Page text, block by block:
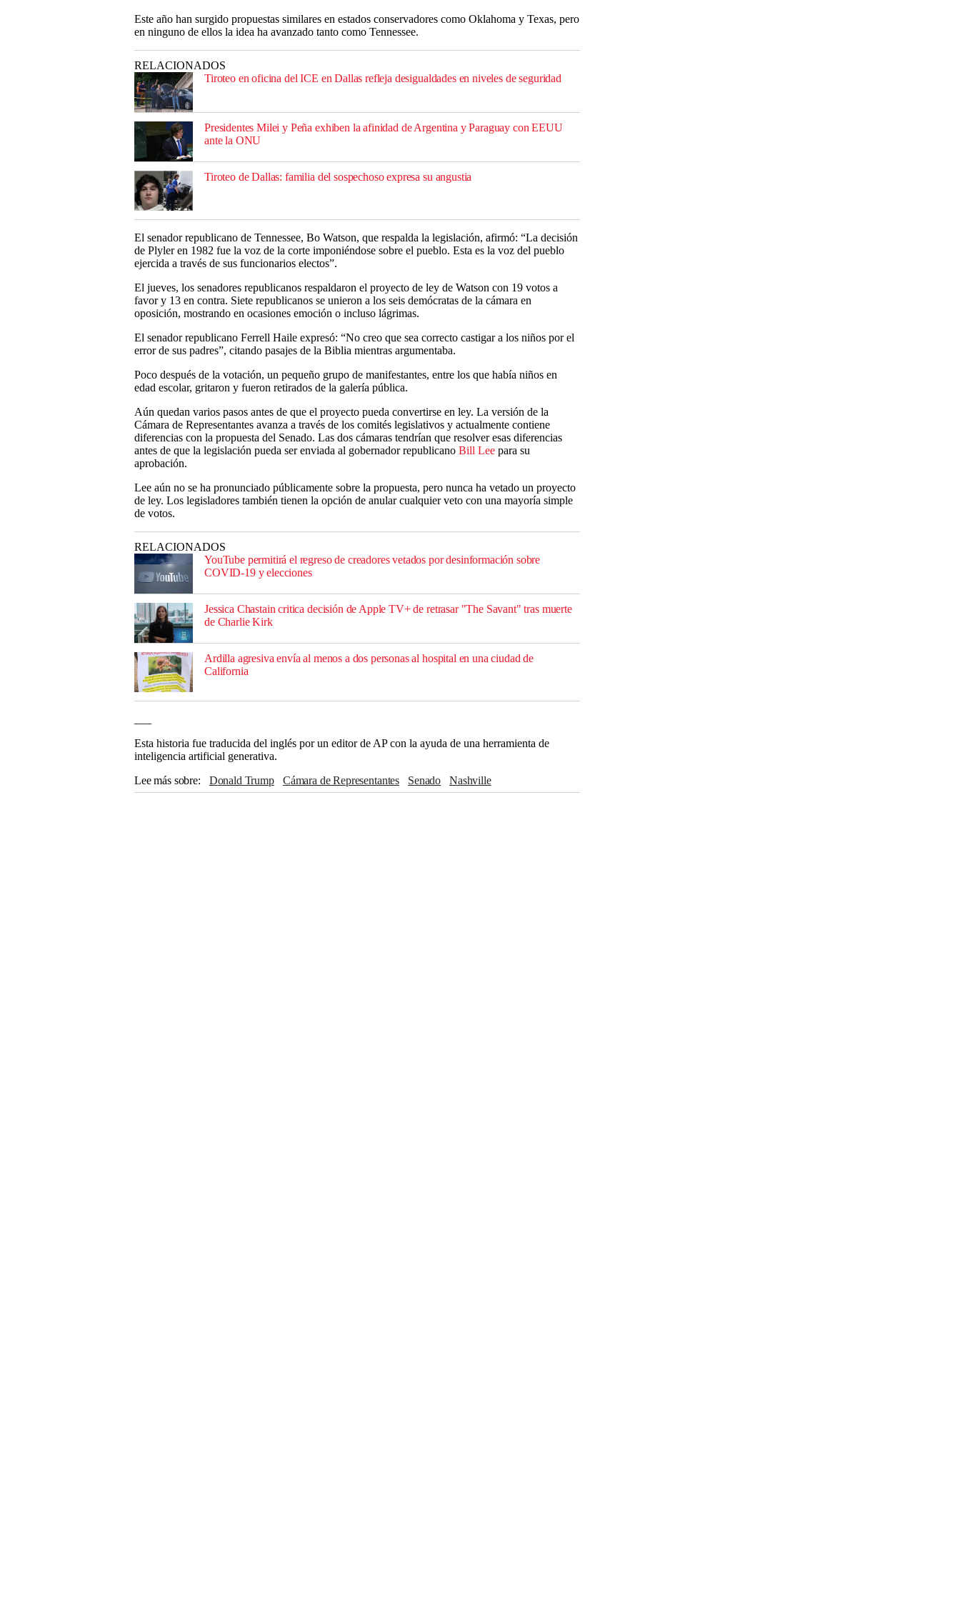
Este año han surgido propuestas similares en estados conservadores como Oklahoma y Texas, pero
en ninguno de ellos la idea ha avanzado tanto como Tennessee.
RELACIONADOS
Tiroteo en oficina del ICE en Dallas refleja desigualdades en niveles de seguridad
Presidentes Milei y Peña exhiben la afinidad de Argentina y Paraguay con EEUU
ante la ONU
Tiroteo de Dallas: familia del sospechoso expresa su angustia
El senador republicano de Tennessee, Bo Watson, que respalda la legislación, afirmó: “La decisión
de Plyler en 1982 fue la voz de la corte imponiéndose sobre el pueblo. Esta es la voz del pueblo
ejercida a través de sus funcionarios electos”.
El jueves, los senadores republicanos respaldaron el proyecto de ley de Watson con 19 votos a
favor y 13 en contra. Siete republicanos se unieron a los seis demócratas de la cámara en
oposición, mostrando en ocasiones emoción o incluso lágrimas.
El senador republicano Ferrell Haile expresó: “No creo que sea correcto castigar a los niños por el
error de sus padres”, citando pasajes de la Biblia mientras argumentaba.
Poco después de la votación, un pequeño grupo de manifestantes, entre los que había niños en
edad escolar, gritaron y fueron retirados de la galería pública.
Aún quedan varios pasos antes de que el proyecto pueda convertirse en ley. La versión de la
Cámara de Representantes avanza a través de los comités legislativos y actualmente contiene
diferencias con la propuesta del Senado. Las dos cámaras tendrían que resolver esas diferencias
antes de que la legislación pueda ser enviada al gobernador republicano Bill Lee para su
aprobación.
Lee aún no se ha pronunciado públicamente sobre la propuesta, pero nunca ha vetado un proyecto
de ley. Los legisladores también tienen la opción de anular cualquier veto con una mayoría simple
de votos.
RELACIONADOS
YouTube permitirá el regreso de creadores vetados por desinformación sobre
COVID-19 y elecciones
Jessica Chastain critica decisión de Apple TV+ de retrasar "The Savant" tras muerte
de Charlie Kirk
Ardilla agresiva envía al menos a dos personas al hospital en una ciudad de
California
Esta historia fue traducida del inglés por un editor de AP con la ayuda de una herramienta de
inteligencia artificial generativa.
Lee más sobre
Donald Trump Cámara de Representantes Senado
Nashville
Partido Republicano
Bill Lee